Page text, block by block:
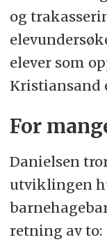
og
elever som
Kristiansand
For
Danielsen
utviklingen
retning av to: